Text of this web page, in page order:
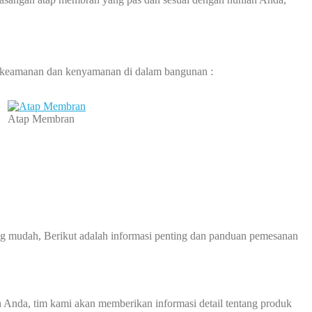
dan kenyamanan di dalam bangunan :
Atap Membran
Berikut adalah informasi penting dan panduan pemesanan
tim kami akan memberikan informasi detail tentang produk